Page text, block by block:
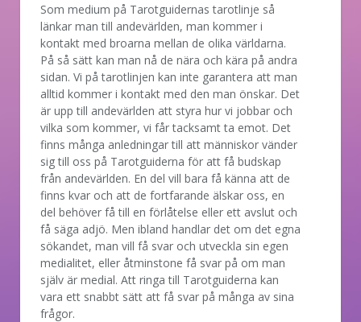
Som medium på Tarotguidernas tarotlinje så
länkar man till andevärlden, man kommer i
kontakt med broarna mellan de olika världarna.
På så sätt kan man nå de nära och kära på andra
sidan. Vi på tarotlinjen kan inte garantera att man
alltid kommer i kontakt med den man önskar. Det
är upp till andevärlden att styra hur vi jobbar och
vilka som kommer, vi får tacksamt ta emot. Det
finns många anledningar till att människor vänder
sig till oss på Tarotguiderna för att få budskap
från andevärlden. En del vill bara få känna att de
finns kvar och att de fortfarande älskar oss, en
del behöver få till en förlåtelse eller ett avslut och
få säga adjö. Men ibland handlar det om det egna
sökandet, man vill få svar och utveckla sin egen
medialitet, eller åtminstone få svar på om man
själv är medial. Att ringa till Tarotguiderna kan
vara ett snabbt sätt att få svar på många av sina
frågor.